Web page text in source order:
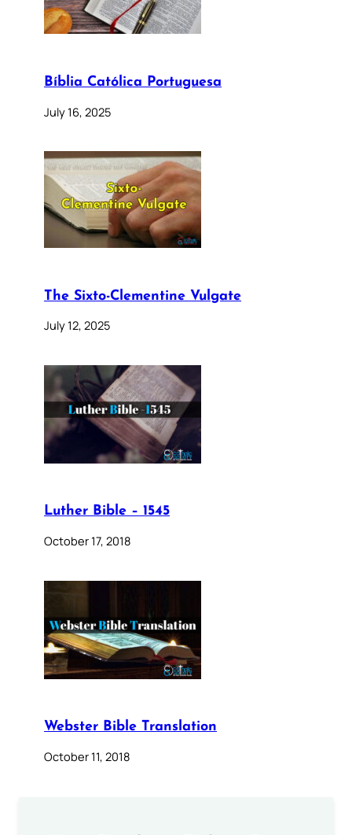
Bíblia Católica Portuguesa
July 16, 2025
The Sixto-Clementine Vulgate
July 12, 2025
Luther Bible – 1545
October 17, 2018
Webster Bible Translation
October 11, 2018